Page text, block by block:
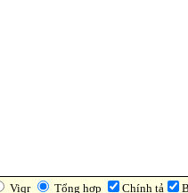
Viqr Tổng hợp Chính tả